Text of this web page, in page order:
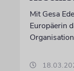
Mit Gesa
Europäerin
Organisation